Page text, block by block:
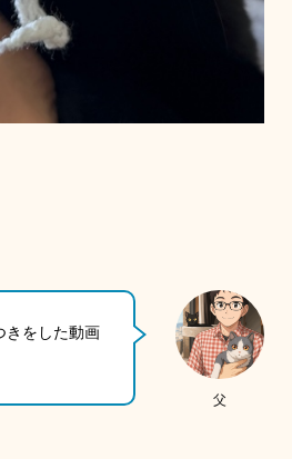
父
きをした動画